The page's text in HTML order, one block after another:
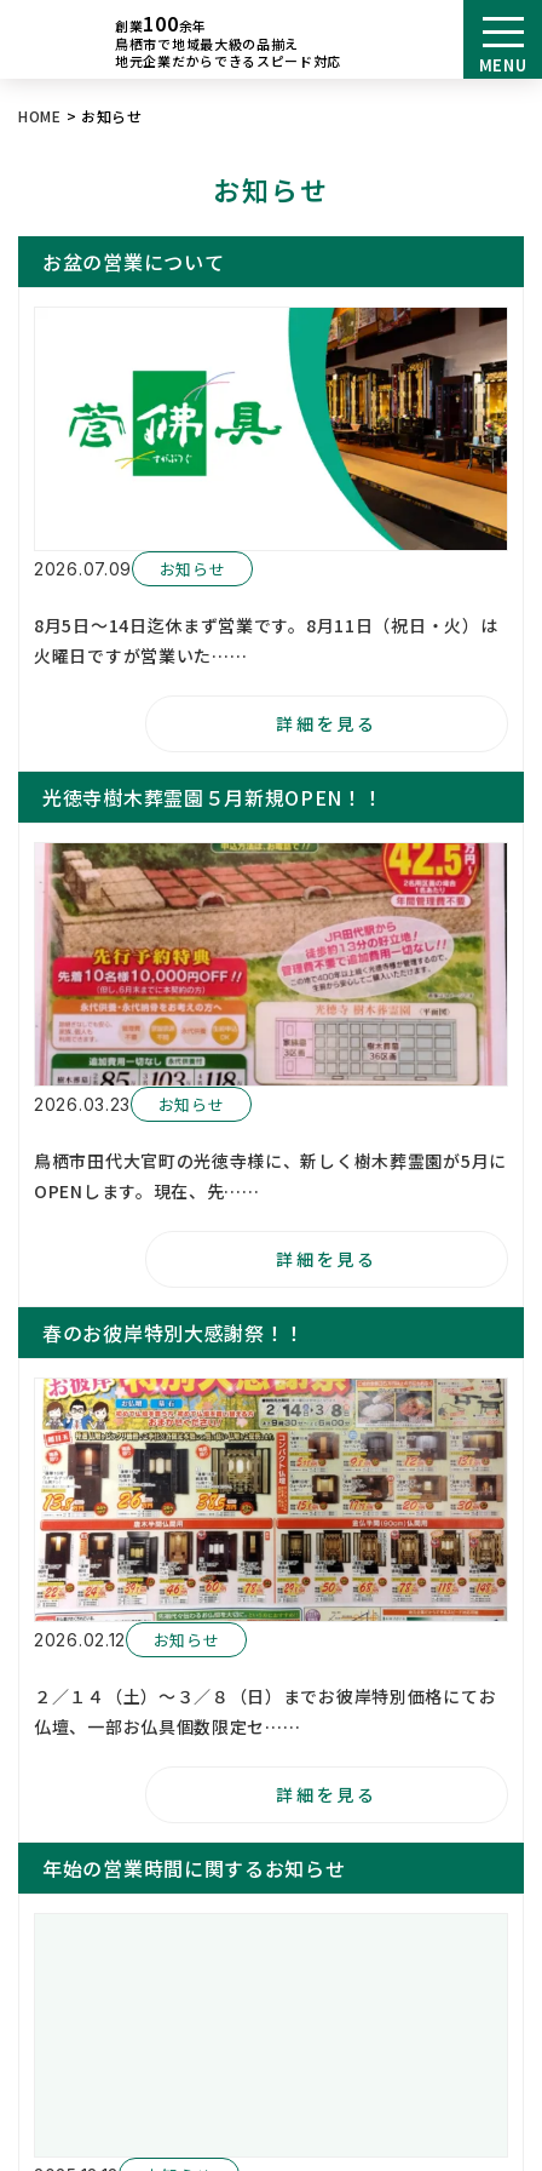
創業100余年
鳥栖市で地域最大級の品揃え
地元企業だからできるスピード対応
MENU
HOME > お知らせ
お知らせ
お盆の営業について
2026.07.09 お知らせ
8月5日～14日迄休まず営業です。8月11日（祝日・火）は
火曜日ですが営業いた……
詳細を見る
光徳寺樹木葬霊園５月新規OPEN！！
2026.03.23 お知らせ
鳥栖市田代大官町の光徳寺様に、新しく樹木葬霊園が5月に
OPENします。現在、先……
詳細を見る
春のお彼岸特別大感謝祭！！
2026.02.12 お知らせ
２／１４（土）～３／８（日）までお彼岸特別価格にてお
仏壇、一部お仏具個数限定セ……
詳細を見る
年始の営業時間に関するお知らせ